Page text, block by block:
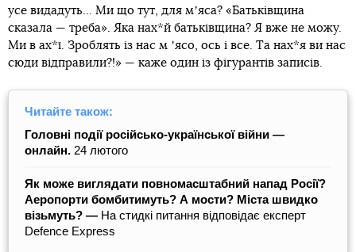
усе видадуть... Ми що тут, для мʼяса? «Батьківщина
сказала — треба». Яка нах*й батьківщина? Я вже не можу.
Ми в ах*ї. Зроблять із нас м ʼясо, ось і все. Та нах*я ви нас
сюди відправили?!» — каже один із фігурантів записів.
Читайте також:
Головні події російсько-української війни —
онлайн. 24 лютого
Як може виглядати повномасштабний напад Росії?
Аеропорти бомбитимуть? А мости? Міста швидко
візьмуть? — На стидкі питання відповідає експерт
Defence Express